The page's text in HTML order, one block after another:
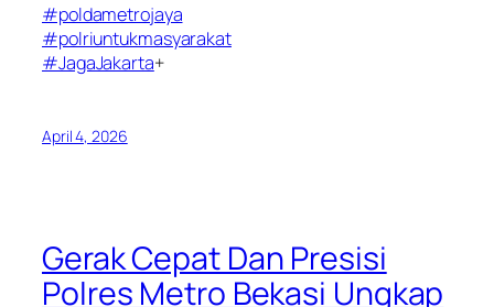
#poldametrojaya
#polriuntukmasyarakat
#JagaJakarta+
April 4, 2026
Gerak Cepat Dan Presisi
Polres Metro Bekasi Ungkap